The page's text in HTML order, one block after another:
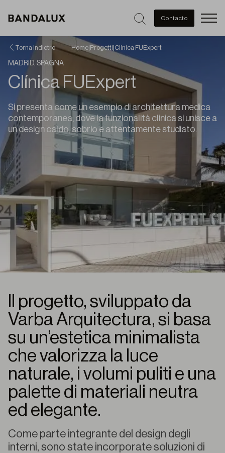
Contacto
Torna indietro Home Progetti Clínica FUExpert
MADRID, SPAGNA
Clínica FUExpert
Si presenta come un esempio di architettura medica
contemporanea, dove la funzionalità clinica si unisce a
un design caldo, sobrio e attentamente studiato.
Il progetto, sviluppato da
Varba Arquitectura, si basa
su un’estetica minimalista
che valorizza la luce
naturale, i volumi puliti e una
palette di materiali neutra
ed elegante.
Come parte integrante del design degli
interni, sono state incorporate soluzioni di